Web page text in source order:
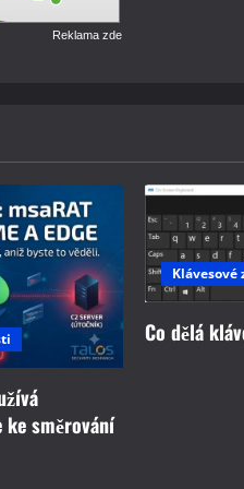
Reklama zde
ke směrování
Klávesové
Co dělá